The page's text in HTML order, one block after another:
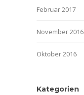
Februar 2017
November 2016
Oktober 2016
Kategorien